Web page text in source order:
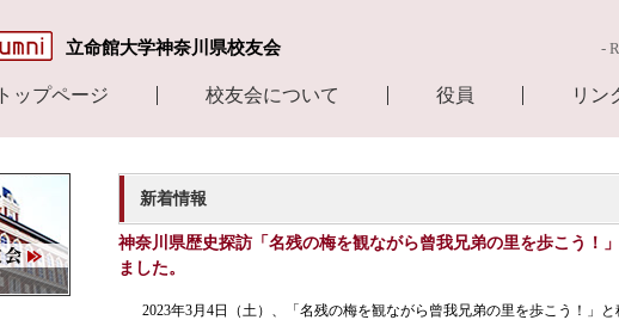
立命館大学神奈川県校友会 -
トップページ 校友会について 役員 リン
新着情報
神奈川県歴史探訪「名残の梅を観ながら曾我兄弟の里を歩こう！
ました。
2023年3月 4日（土）、「名残の梅を観ながら曾我兄弟の里を歩こう！」